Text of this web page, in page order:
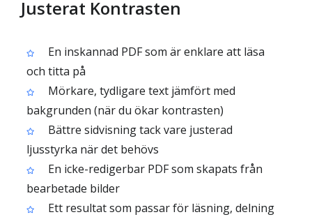
Justerat Kontrasten
En inskannad PDF som är enklare att läsa
och titta på
Mörkare, tydligare text jämfört med
bakgrunden (när du ökar kontrasten)
Bättre sidvisning tack vare justerad
ljusstyrka när det behövs
En icke-redigerbar PDF som skapats från
bearbetade bilder
Ett resultat som passar för läsning, delning